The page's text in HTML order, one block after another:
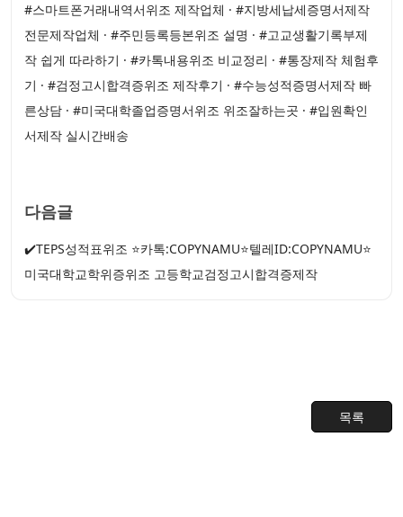
#스마트폰거래내역서위조 제작업체 · #지방세납세증명서제작
전문제작업체 · #주민등록등본위조 설명 · #고교생활기록부제
작 쉽게 따라하기 · #카톡내용위조 비교정리 · #통장제작 체험후
기 · #검정고시합격증위조 제작후기 · #수능성적증명서제작 빠
른상담 · #미국대학졸업증명서위조 위조잘하는곳 · #입원확인
서제작 실시간배송
다음글
✔️TEPS성적표위조 ⭐카톡:COPYNAMU⭐텔레ID:COPYNAMU⭐
미국대학교학위증위조 고등학교검정고시합격증제작
목록